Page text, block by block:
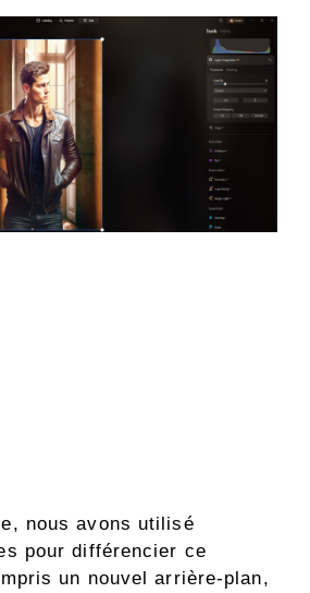
nous avons utilisé
pour différencier ce
un nouvel arrière-plan,